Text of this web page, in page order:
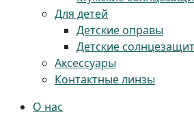
Для детей
Детские оправы
Детские
Аксессуары
Контактные линзы
О нас